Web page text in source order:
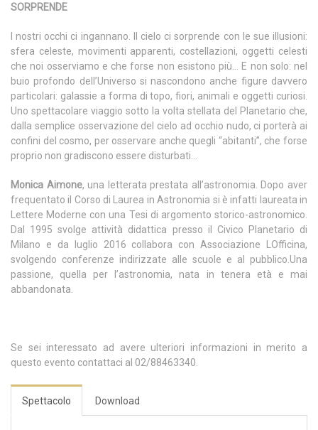
SORPRENDE
I nostri occhi ci ingannano. Il cielo ci sorprende con le sue illusioni:
sfera celeste, movimenti apparenti, costellazioni, oggetti celesti
che noi osserviamo e che forse non esistono più… E non solo: nel
buio profondo dell’Universo si nascondono anche figure davvero
particolari: galassie a forma di topo, fiori, animali e oggetti curiosi.
Uno spettacolare viaggio sotto la volta stellata del Planetario che,
dalla semplice osservazione del cielo ad occhio nudo, ci porterà ai
confini del cosmo, per osservare anche quegli “abitanti”, che forse
proprio non gradiscono essere disturbati…
Monica Aimone, una letterata prestata all’astronomia. Dopo aver
frequentato il Corso di Laurea in Astronomia si è infatti laureata in
Lettere Moderne con una Tesi di argomento storico-astronomico.
Dal 1995 svolge attività didattica presso il Civico Planetario di
Milano e da luglio 2016 collabora con Associazione LOfficina,
svolgendo conferenze indirizzate alle scuole e al pubblico.Una
passione, quella per l’astronomia, nata in tenera età e mai
abbandonata.
Se sei interessato ad avere ulteriori informazioni in merito a
questo evento contattaci al 02/88463340.
Spettacolo Download